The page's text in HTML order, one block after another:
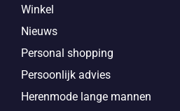
Winkel
Nieuws
Personal shopping
Persoonlijk advies
Herenmode lange mannen